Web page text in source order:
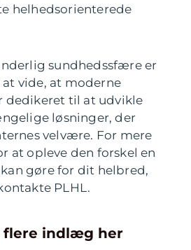
helhedsorienterede
sundhedssfære er
vide, at moderne
dedikeret til at udvikle
løsninger, der
velvære. For mere
at opleve den forskel en
gøre for dit helbred,
PLHL.
flere indlæg her